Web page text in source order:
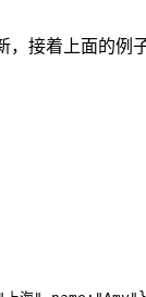
，接着上面的例